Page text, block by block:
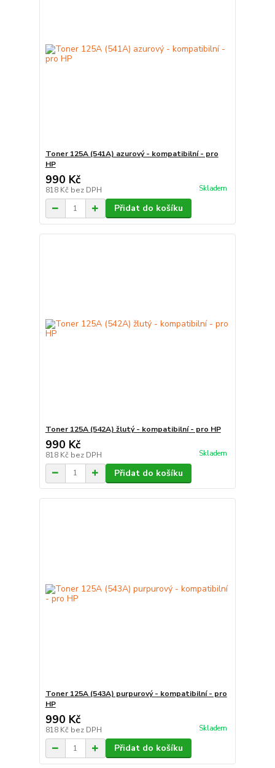
Toner 125A (541A) azurový - kompatibilní - pro
HP
990 Kč
818 Kč bez DPH Skladem
Přidat do košíku
Toner 125A (542A) žlutý - kompatibilní - pro HP
990 Kč
818 Kč bez DPH Skladem
Přidat do košíku
Toner 125A (543A) purpurový - kompatibilní - pro
HP
990 Kč
818 Kč bez DPH Skladem
Přidat do košíku